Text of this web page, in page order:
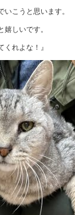
こうと思います。
しいです。
くれよな！』